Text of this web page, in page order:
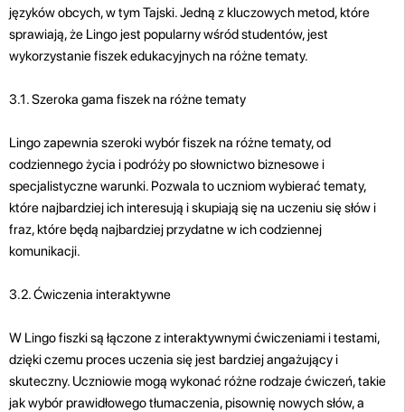
języków obcych, w tym Tajski. Jedną z kluczowych metod, które
sprawiają, że Lingo jest popularny wśród studentów, jest
wykorzystanie fiszek edukacyjnych na różne tematy.
3.1. Szeroka gama fiszek na różne tematy
Lingo zapewnia szeroki wybór fiszek na różne tematy, od
codziennego życia i podróży po słownictwo biznesowe i
specjalistyczne warunki. Pozwala to uczniom wybierać tematy,
które najbardziej ich interesują i skupiają się na uczeniu się słów i
fraz, które będą najbardziej przydatne w ich codziennej
komunikacji.
3.2. Ćwiczenia interaktywne
W Lingo fiszki są łączone z interaktywnymi ćwiczeniami i testami,
dzięki czemu proces uczenia się jest bardziej angażujący i
skuteczny. Uczniowie mogą wykonać różne rodzaje ćwiczeń, takie
jak wybór prawidłowego tłumaczenia, pisownię nowych słów, a